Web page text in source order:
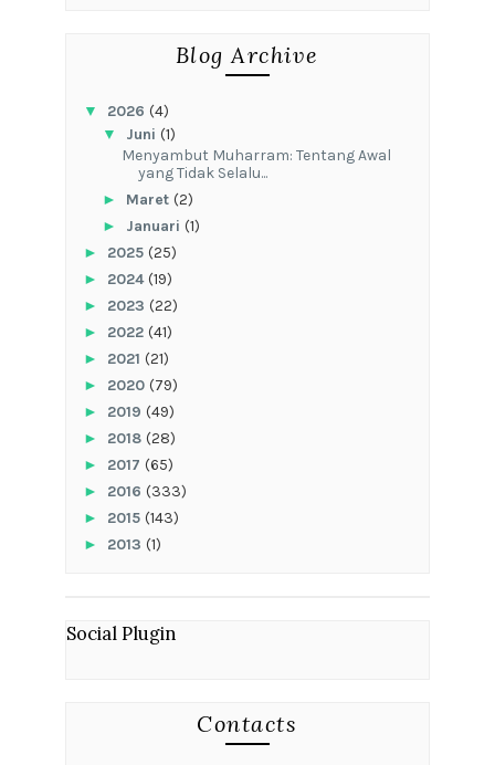
Blog Archive
▼ 2026 (4)
▼ Juni (1)
Menyambut Muharram: Tentang Awal
yang Tidak Selalu...
► Maret (2)
► Januari (1)
► 2025 (25)
► 2024(19)
► 2023 (22)
► 2022 (41)
► 2021 (21)
► 2020 (79)
► 2019 (49)
► 2018 (28)
► 2017 (65)
► 2016 (333)
► 2015 (143)
► 2013 (1)
Social Plugin
Contacts